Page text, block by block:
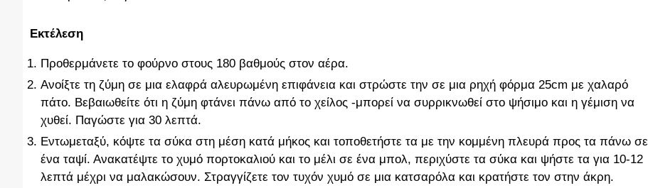
Εκτέλεση
Προθερμάνετε το φούρνο στους 180 βαθμούς στον αέρα.
Ανοίξτε τη ζύμη σε μια ελαφρά αλευρωμένη επιφάνεια και στρώστε την σε μια ρηχή φόρμα 25cm με χαλαρό
πάτο. Βεβαιωθείτε ότι η ζύμη φτάνει πάνω από το χείλος -μπορεί να συρρικνωθεί στο ψήσιμο και η γέμιση να
χυθεί. Παγώστε για 30 λεπτά.
Εντωμεταξύ, κόψτε τα σύκα στη μέση κατά μήκος και τοποθετήστε τα με την κομμένη πλευρά προς τα πάνω σε
ένα ταψί. Ανακατέψτε το χυμό πορτοκαλιού και το μέλι σε ένα μπολ, περιχύστε τα σύκα και ψήστε τα για 10-12
λεπτά μέχρι να μαλακώσουν. Στραγγίζετε τον τυχόν χυμό σε μια κατσαρόλα και κρατήστε τον στην άκρη.